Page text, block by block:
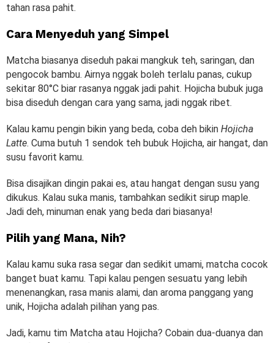
tahan rasa pahit.
Cara Menyeduh yang Simpel
Matcha biasanya diseduh pakai mangkuk teh, saringan, dan
pengocok bambu. Airnya nggak boleh terlalu panas, cukup
sekitar 80°C biar rasanya nggak jadi pahit. Hojicha bubuk juga
bisa diseduh dengan cara yang sama, jadi nggak ribet.
Kalau kamu pengin bikin yang beda, coba deh bikin Hojicha
Latte. Cuma butuh 1 sendok teh bubuk Hojicha, air hangat, dan
susu favorit kamu.
Bisa disajikan dingin pakai es, atau hangat dengan susu yang
dikukus. Kalau suka manis, tambahkan sedikit sirup maple.
Jadi deh, minuman enak yang beda dari biasanya!
Pilih yang Mana, Nih?
Kalau kamu suka rasa segar dan sedikit umami, matcha cocok
banget buat kamu. Tapi kalau pengen sesuatu yang lebih
menenangkan, rasa manis alami, dan aroma panggang yang
unik, Hojicha adalah pilihan yang pas.
Jadi, kamu tim Matcha atau Hojicha? Cobain dua-duanya dan